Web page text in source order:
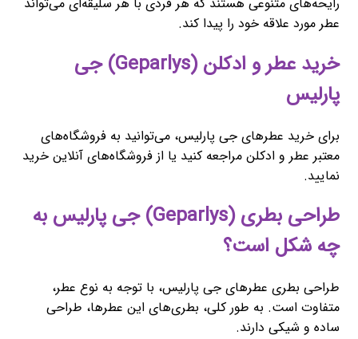
عطر مورد علاقه خود را پیدا کند.
خرید عطر و ادکلن (Geparlys) جی
پارلیس
برای خرید عطرهای جی پارلیس، می‌توانید به فروشگاه‌های
معتبر عطر و ادکلن مراجعه کنید یا از فروشگاه‌های آنلاین خرید
نمایید.
طراحی بطری (Geparlys) جی پارلیس به
چه شکل است؟
طراحی بطری عطرهای جی پارلیس، با توجه به نوع عطر،
متفاوت است. به طور کلی، بطری‌های این عطرها، طراحی
ساده و شیکی دارند.